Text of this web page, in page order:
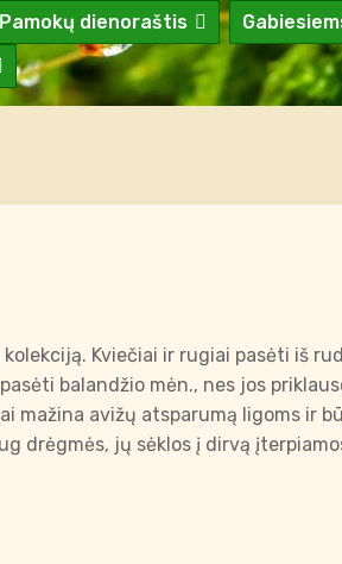
Pamokų dienoraštis
Kviečiai ir rugiai pasėti iš
balandžio mėn., nes jos
mažina avižų atsparumą ligoms ir
drėgmės, jų sėklos į dirvą